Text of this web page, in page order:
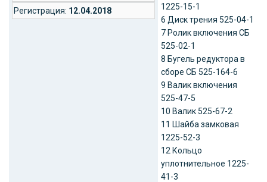
Регистрация: 12.04.2018
1225-15-1
6 Диск трения 525-04-1
7 Ролик включения СБ
525-02-1
8 Бугель редуктора в
сборе СБ 525-164-6
9 Валик включения
525-47-5
10 Валик 525-67-2
11 Шайба замковая
1225-52-3
12 Кольцо
уплотнительное 1225-
41-3